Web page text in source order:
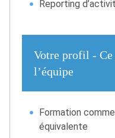
Reporting
Votre profil - Ce
l’équipe
Formation
équivalente